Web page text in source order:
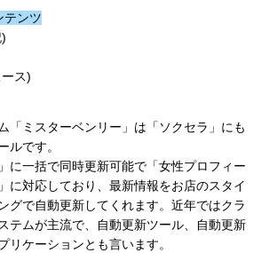
テンツ
ス)
「ミスターベンリー」は「ソクセラ」にも
ルです。
に一括で同時更新可能で「女性プロフィー
に対応しており、最新情報をお店のスタイ
グで自動更新してくれます。近年ではクラ
テムが主流で、自動更新ツール、自動更新
リケーションとも言います。